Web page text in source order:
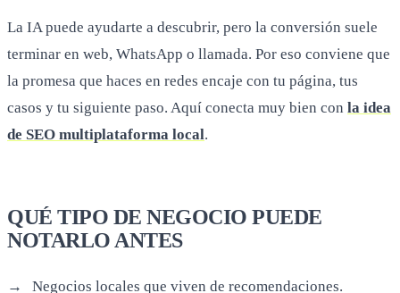
La IA puede ayudarte a descubrir, pero la conversión suele
terminar en web, WhatsApp o llamada. Por eso conviene que
la promesa que haces en redes encaje con tu página, tus
casos y tu siguiente paso. Aquí conecta muy bien con la idea
de SEO multiplataforma local.
QUÉ TIPO DE NEGOCIO PUEDE
NOTARLO ANTES
Negocios locales que viven de recomendaciones.